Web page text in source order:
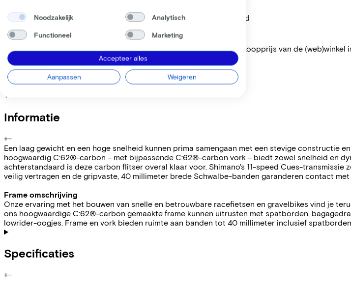
Deze fiets lease je via je werkgever. Bereken de leaseprijs per maand
Mijn werkgever betaalt
Let op: de vermelde lease- en verkoopprijzen zijn indicatief. De verkoopprijs van de
Leaseprijs p/m vanaf
€44,76
Incl. Service & verzekeringspakket
Overnameprijs na 3 jaar: €339,80
Informatie
+−
Een laag gewicht en een hoge snelheid kunnen prima samengaan met een stevige constructie
hoogwaardig C:62®-carbon – met bijpassende C:62®-carbon vork – biedt zowel snelheid en
achterstandaard is deze carbon flitser overal klaar voor. Shimano's 11-speed Cues-
veilig vertragen en de gripvaste, 40 millimeter brede Schwalbe-banden garanderen contact met
Frame omschrijving
Onze ervaring met het bouwen van snelle en betrouwbare racefietsen en gravelbikes vind je
ons hoogwaardige C:62®-carbon gemaakte frame kunnen uitrusten met spatborden,
lowrider-oogjes. Frame en vork bieden ruimte aan banden tot 40 millimeter inclusief spatborden.
Specificaties
+−
Noodzakelijk Analytisch
Functioneel Marketing
Accepteer alles
Aanpassen Weigeren